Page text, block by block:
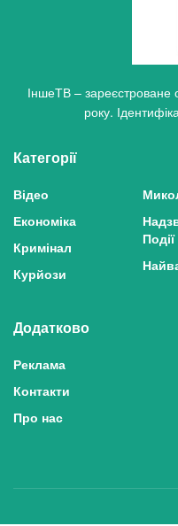
ІншеТВ – зареєстроване
року.
Категорії
Відео
Економіка
Кримінал
Курйози
Події
Додатково
Реклама
Контакти
Про нас